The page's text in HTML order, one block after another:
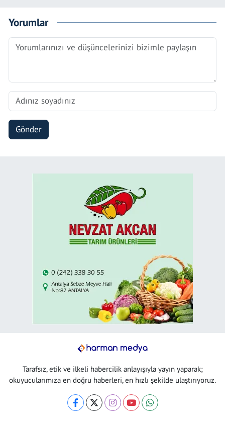
Yorumlar
Gönder
Tarafsız, etik ve ilkeli habercilik anlayışıyla yayın yaparak;
okuyucularımıza en doğru haberleri, en hızlı şekilde ulaştırıyoruz.